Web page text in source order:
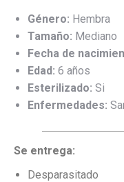
Género: Hembra
Tamaño: Mediano
Fecha de
Edad: 6 años
Esterilizado: Si
Enfermedades:
Se entrega:
Desparasitado